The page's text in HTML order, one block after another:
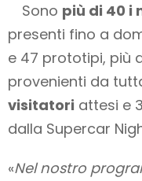
Sono più di 40 i
presenti fino a
e 47 prototipi, più
provenienti da
visitatori attesi e
dalla Supercar
«Nel nostro